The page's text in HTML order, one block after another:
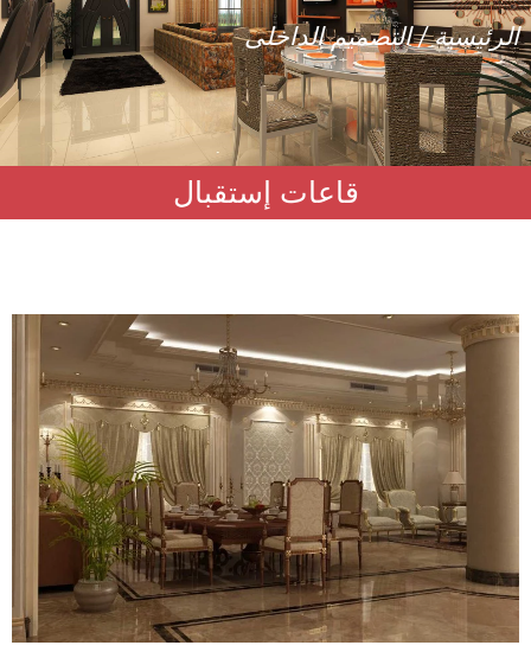
/ التصميم الداخلى
قاعات إستقبال